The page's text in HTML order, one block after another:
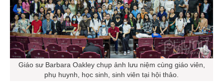
Giáo sư Barbara Oakley chụp ảnh lưu niệm cùng giáo viên,
phụ huynh, học sinh, sinh viên tại hội thảo.